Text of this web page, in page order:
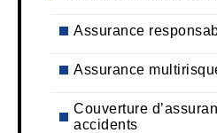
Assurance
Assurance
Couverture
accidents